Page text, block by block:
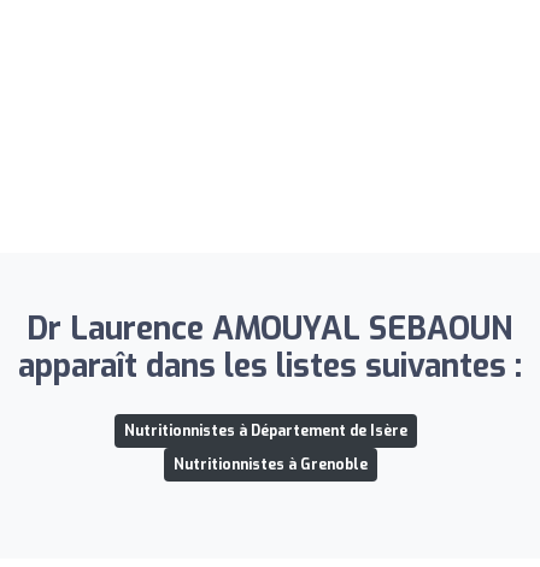
Dr Laurence AMOUYAL SEBAOUN
apparaît dans les listes suivantes :
Nutritionnistes à Département de Isère
Nutritionnistes à Grenoble